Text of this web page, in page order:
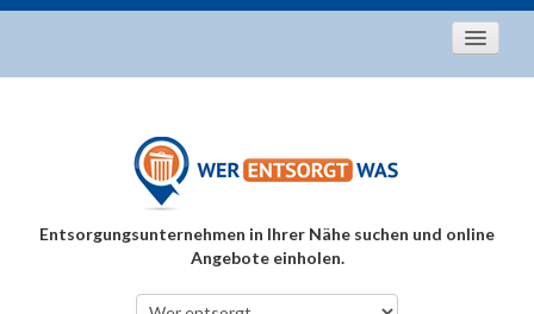
Entsorgungstipps
Über uns
Entsorgungsunternehmen in Ihrer Nähe suchen und online
Angebote einholen.